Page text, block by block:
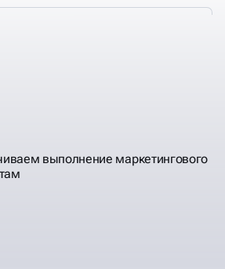
ЯЗЫКОМ
выполнение маркетингового